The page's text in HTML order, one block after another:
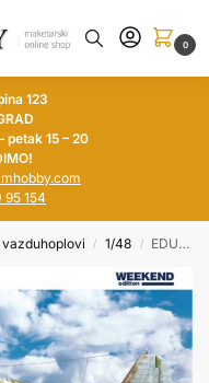
0
123
petak 15 – 20
95 154
vazduhoplovi / 1/48 / EDUARD 1/48 Fw 190D-9 (Weekend Edition)